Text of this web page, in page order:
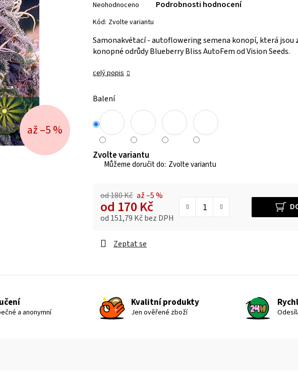
hodnocení
produktu
0,0
z 5
Neohodnoceno Podrobnosti hodnocení
Kód: Zvolte variantu
Samonakvétací - autoflowering semena konopí, která jsou
konopné odrůdy Blueberry Bliss AutoFem od Vision Seeds.
celý popis
Balení
Zvolte variantu
Zvolte variantu
od 180 Kč až –5 %
od 170 Kč
od 151,79 Kčbez DPH
Zeptat se
až –5 %
a anonymní
Kvalitní produkty
Jen ověřené zboží